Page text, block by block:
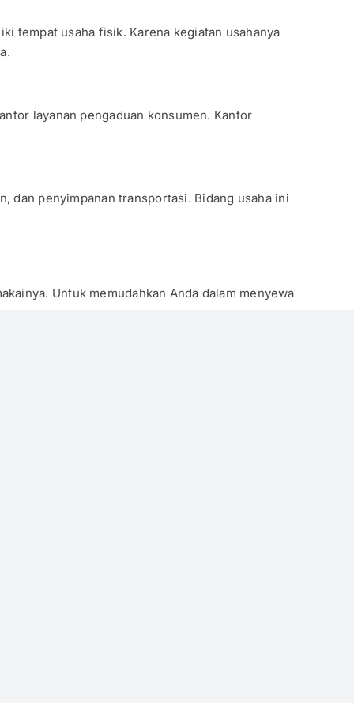
tempat usaha fisik. Karena kegiatan usahanya
layanan pengaduan konsumen. Kantor
dan penyimpanan transportasi. Bidang usaha ini
Untuk memudahkan Anda dalam menyewa